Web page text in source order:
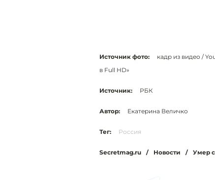
Источник фото:
кадр из видео /
в Full HD»
Источник: РБК
Автор: Екатерина Величко
Тег: Россия
Secretmag.ru / Новости / Умер